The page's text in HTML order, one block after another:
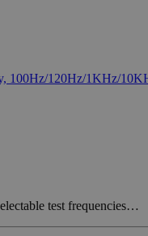
test frequencies…